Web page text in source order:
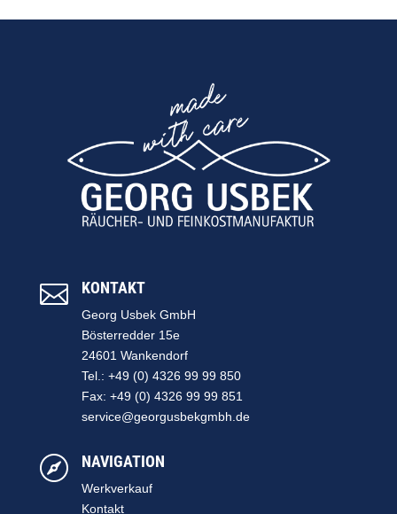
 KONTAKT
Georg Usbek GmbH
Bösterredder 15e
24601 Wankendorf
Tel.: +49 (0) 4326 99 99 850
Fax: +49 (0) 4326 99 99 851
service@georgusbekgmbh.de
 NAVIGATION
Werkverkauf
Kontakt